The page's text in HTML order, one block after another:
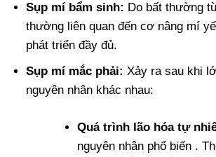
Sụp mí bẩm sinh: Do bất thường
thường liên quan đến cơ nâng mí
phát triển đầy đủ.
Sụp mí mắc phải: Xảy ra sau khi
nguyên nhân khác nhau:
Quá trình lão hóa tự
nguyên nhân phổ biến .